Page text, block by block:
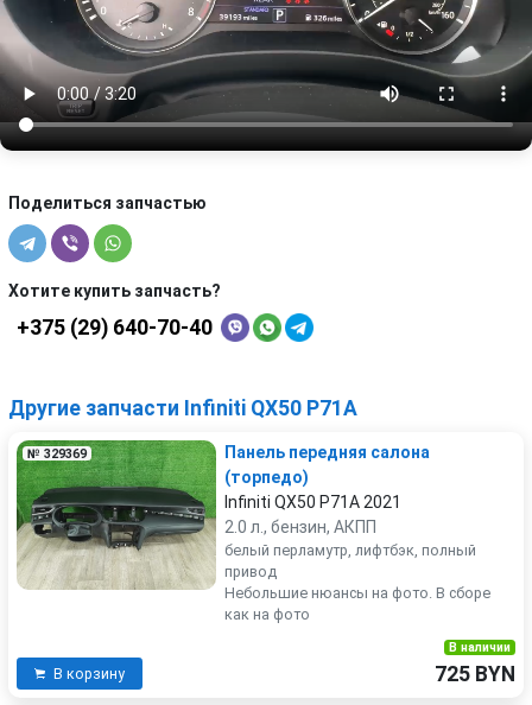
Поделиться запчастью
Хотите купить запчасть?
+375 (29) 640-70-40
Другие запчасти Infiniti QX50 P71A
№ 329369
Панель передняя салона
(торпедо)
Infiniti QX50 P71A 2021
2.0 л., бензин, АКПП
белый перламутр, лифтбэк, полный
привод
Небольшие нюансы на фото. В сборе
как на фото
В корзину
В наличии
725 BYN